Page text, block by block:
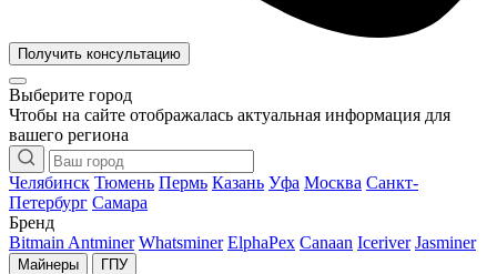
Получить консультацию
Выберите город
Чтобы на сайте отображалась актуальная информация для
вашего региона
Челябинск Тюмень Пермь Казань Уфа Москва Санкт-
Петербург Самара
Бренд
Bitmain Antminer Whatsminer ElphaPex Canaan Iceriver Jasminer
Майнеры ГПУ